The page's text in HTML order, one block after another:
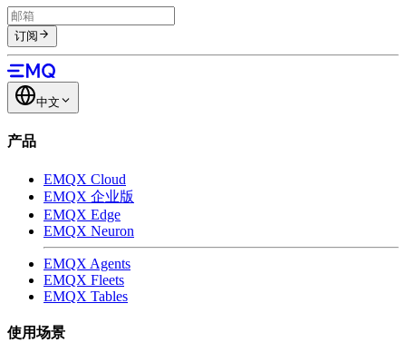
订阅
中文
产品
EMQX Cloud
EMQX 企业版
EMQX Edge
EMQX Neuron
EMQX Agents
EMQX Fleets
EMQX Tables
使用场景